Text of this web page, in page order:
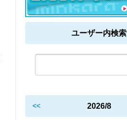
ユーザー内検索
<< 2026/8